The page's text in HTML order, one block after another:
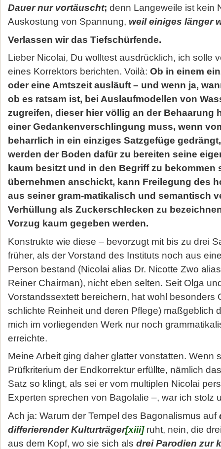
Dauer nur vortäuscht; denn Langeweile ist kein
Auskostung von Spannung, weil einiges länger
Verlassen wir das Tiefschürfende.
Lieber Nicolai, Du wolltest ausdrücklich, ich solle
eines Korrek­tors berichten. Voilà: Ob in einem
oder eine Amtszeit ausläuft – und wenn ja,
ob es ratsam ist, bei Auslaufmodellen von
zugreifen, dieser hier völlig an der Behaarung
einer Gedanken­verschlingung muss, wenn
beharrlich in ein einziges Satzge­füge
werden der Boden dafür zu bereiten seine
kaum besitzt und in den Begriff zu bekommen
übernehmen anschickt, kann Freilegung des
aus seiner gram-matikalisch und semantisch
Verhüllung als Zuckerschlecken zu
Vorzug kaum gegeben werden.
Konstrukte wie diese – bevorzugt mit bis zu drei
früher, als der Vorstand des Instituts noch aus
Person bestand (Nicolai alias Dr. Nicotte Zwo
Reiner Chairman), nicht eben selten. Seit Olga
Vorstandssextett bereichern, hat wohl besonders
schlichte Reinheit und deren Pflege) maßgeblich
mich im vorliegenden Werk nur noch
erreichte.
Meine Arbeit ging daher glatter vonstatten. Wenn
Prüfkriterium der Endkorrektur erfüllte, nämlich
Satz so klingt, als sei er vom multiplen Nicolai
Experten sprechen von Bagolalie –, war ich stolz
Ach ja: Warum der Tempel des Bagonalismus auf
differierender Kulturträ­ger[xiii]ruht, nein, die
aus dem Kopf, wo sie sich als drei Paro­dien zur